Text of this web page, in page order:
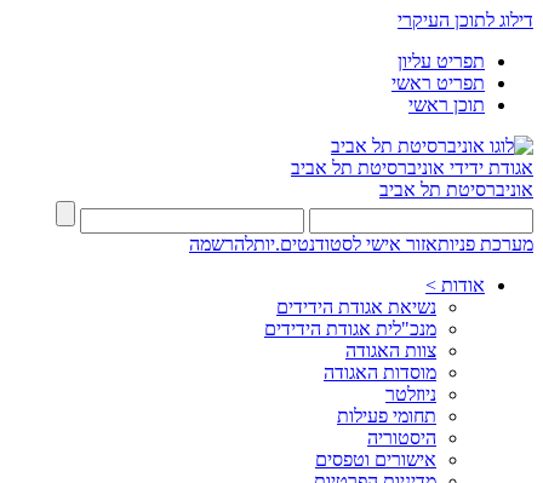
דילוג לתוכן העיקרי
תפריט עליון
תפריט ראשי
תוכן ראשי
אגודת ידידי אוניברסיטת תל אביב
אוניברסיטת תל אביב
מערכת פניותאזור אישי לסטודנטים.יותלהרשמה
אודות >
נשיאת אגודת הידידים
מנכ"לית אגודת הידידים
צוות האגודה
מוסדות האגודה
ניוזלטר
תחומי פעילות
היסטוריה
אישורים וטפסים